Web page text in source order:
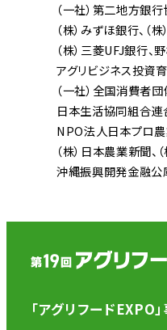
（一社）第二地方銀
（株）みずほ銀行 （
（株）三菱UFJ銀行 野
アグリビジネス投資育
（一社）全国消費者
日本生活協同組合連
NPO法人日本プロ
（株）日本農業新聞
沖縄振興開発金融公
「アグリフードEXPO